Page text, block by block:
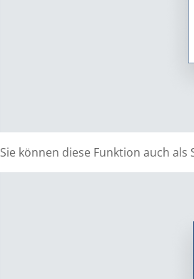
Sie können diese Funktion auch